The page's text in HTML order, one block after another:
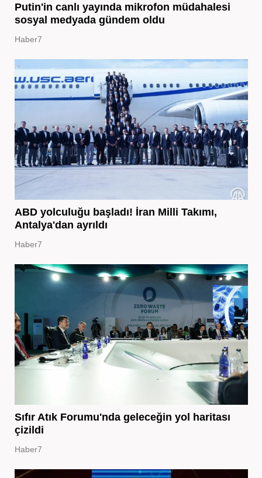
Putin'in canlı yayında mikrofon müdahalesi
sosyal medyada gündem oldu
Haber7
ABD yolculuğu başladı! İran Milli Takımı,
Antalya'dan ayrıldı
Haber7
Sıfır Atık Forumu'nda geleceğin yol haritası
çizildi
Haber7